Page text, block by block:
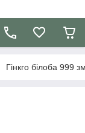
Гінкго білоба 999